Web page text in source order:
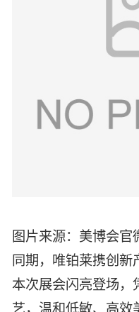
图片来源：美博会官
同期，唯铂莱携创
本次展会闪亮登场，
艺，温和低敏、高效